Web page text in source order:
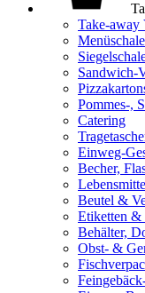
Take-away
Sandwich-
Pommes-,
Catering
Einweg-
Becher,
Beutel &
Etiketten &
Behälter,
Obst- &